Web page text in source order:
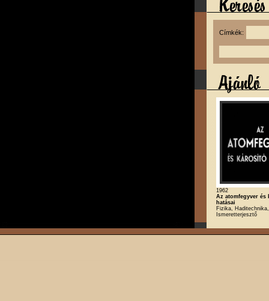
Címkék:
1962
Az atomfegyver és
hatásai
Fizika, Haditechnika,
Ismeretterjesztő